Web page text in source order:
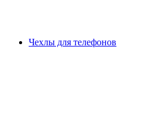
Чехлы для телефонов